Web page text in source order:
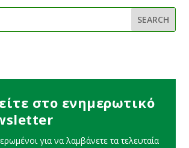
στο ενημερωτικό
για να λαμβάνετε τα τελευταία